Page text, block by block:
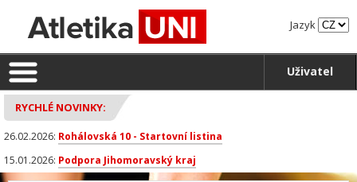
Jazyk
Uživatel
RYCHLÉ NOVINKY:
26.02.2026: Rohálovská 10 - Startovní listina
15.01.2026: Podpora Jihomoravský kraj